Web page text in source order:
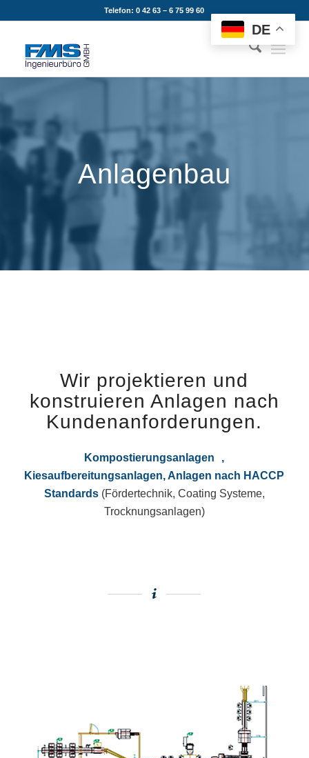
Telefon: 0 42 63 – 6 75 99 60
Anlagenbau
Wir projektieren und
konstruieren Anlagen nach
Kundenanforderungen.
Kompostierungsanlagen ,
Kiesaufbereitungsanlagen,Anlagen nach HACCP
Standards (Fördertechnik, Coating Systeme,
Trocknungsanlagen)
DE